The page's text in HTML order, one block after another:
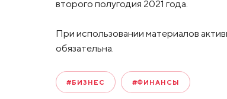
второго полугодия 2021 года.
При использовании материалов
обязательна.
#БИЗНЕС #ФИНАНСЫ